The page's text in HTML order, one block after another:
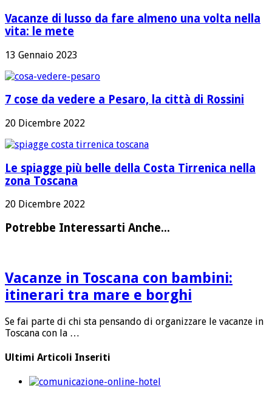
Vacanze di lusso da fare almeno una volta nella
vita: le mete
13 Gennaio 2023
7 cose da vedere a Pesaro, la città di Rossini
20 Dicembre 2022
Le spiagge più belle della Costa Tirrenica nella
zona Toscana
20 Dicembre 2022
Potrebbe Interessarti Anche...
Vacanze in Toscana con bambini:
itinerari tra mare e borghi
Se fai parte di chi sta pensando di organizzare le vacanze in
Toscana con la …
Ultimi Articoli Inseriti